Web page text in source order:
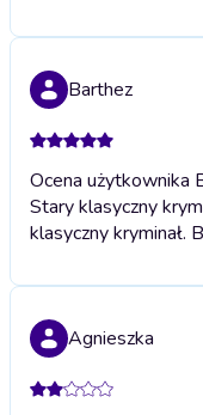
Barthez
Ocena użytkownika
Stary klasyczny
klasyczny kryminał.
Agnieszka